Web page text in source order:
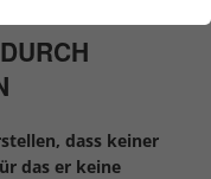
dass keiner
das er keine